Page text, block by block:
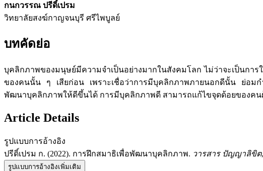
กนกวรรณ ปรีดิ์เปรม
วิทยาลัยสงฆ์กาญจนบุรี ศรีไพบูลย์
บทคัดย่อ
บุคลิกภาพของมนุษย์มีความจำเป็นอย่างมากในสังคมโลก ไม่ว่าจะเป็นกา
ของคนนั้น ๆ เสียก่อน เพราะเชื่อว่าการมีบุคลิกภาพภายนอกดีนั้น ย่อม
พัฒนาบุคลิกภาพให้ดีขึ้นได้ การมีบุคลิกภาพดี สามารถแก้ไขจุดด้อยของค
Article Details
รูปแบบการอ้างอิง
ปรีดิ์เปรม ก. (2022). การฝึกสมาธิเพื่อพัฒนาบุคลิกภาพ. วารสาร ปัญญาลิขิต,
รูปแบบการอ้างอิงเพิ่มเติม